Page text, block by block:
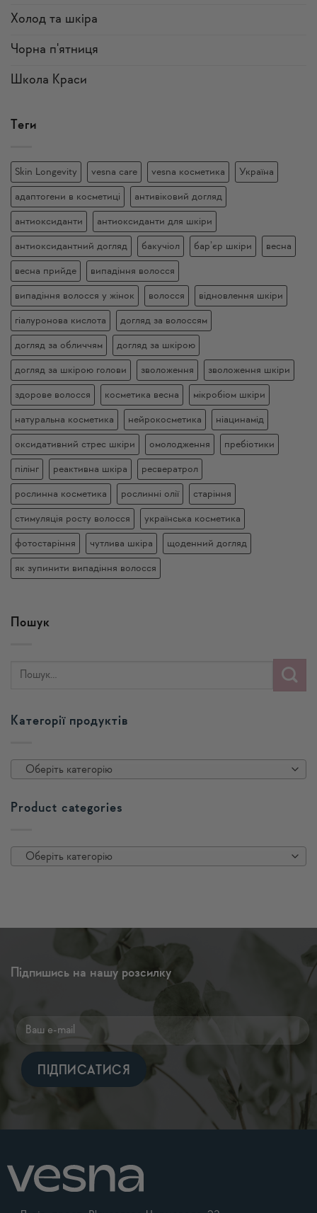
Холод та шкіра
Чорна п'ятниця
Школа Краси
Теги
Skin Longevity vesna care vesna косметика Україна
адаптогени в косметиці антивіковий догляд
антиоксиданти антиоксиданти для шкіри
антиоксидантний догляд бакучіол бар’єр шкіри весна
весна прийде випадіння волосся
випадіння волосся у жінок волосся відновлення шкіри
гіалуронова кислота догляд за волоссям
догляд за обличчям догляд за шкірою
догляд за шкірою голови зволоження зволоження шкіри
здорове волосся косметика весна мікробіом шкіри
натуральна косметика нейрокосметика ніацинамід
оксидативний стрес шкіри омолодження пребіотики
пілінг реактивна шкіра ресвератрол
рослинна косметика рослинні олії старіння
стимуляція росту волосся українська косметика
фотостаріння чутлива шкіра щоденний догляд
як зупинити випадіння волосся
Пошук
Категорії продуктів
Оберіть категорію
Product categories
Оберіть категорію
Підпишись на нашу розсилку